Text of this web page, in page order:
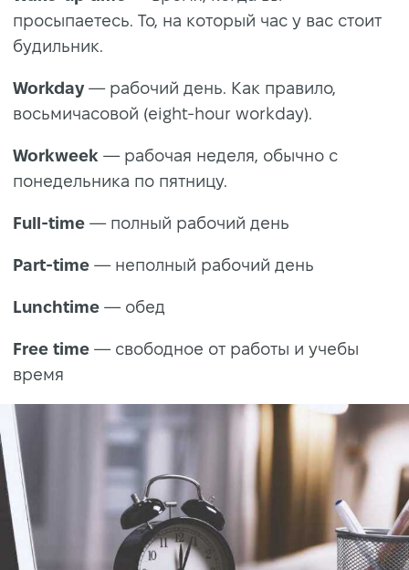
просыпаетесь. То, на который час у вас стоит
будильник.
Workday — рабочий день. Как правило,
восьмичасовой (eight-hour workday).
Workweek — рабочая неделя, обычно с
понедельника по пятницу.
Full-time — полный рабочий день
Part-time — неполный рабочий день
Lunchtime — обед
Free time — свободное от работы и учебы
время